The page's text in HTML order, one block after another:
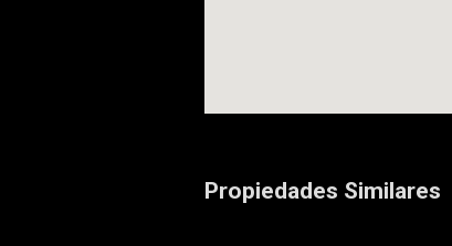
Propiedades Similares